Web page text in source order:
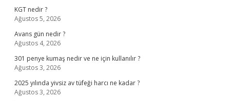
KGT nedir ?
Ağustos 5, 2026
Avans gün nedir ?
Ağustos 4, 2026
301 penye kumaş nedir ve ne için kullanılır ?
Ağustos 3, 2026
2025 yılında yivsiz av tüfeği harcı ne kadar ?
Ağustos 3, 2026